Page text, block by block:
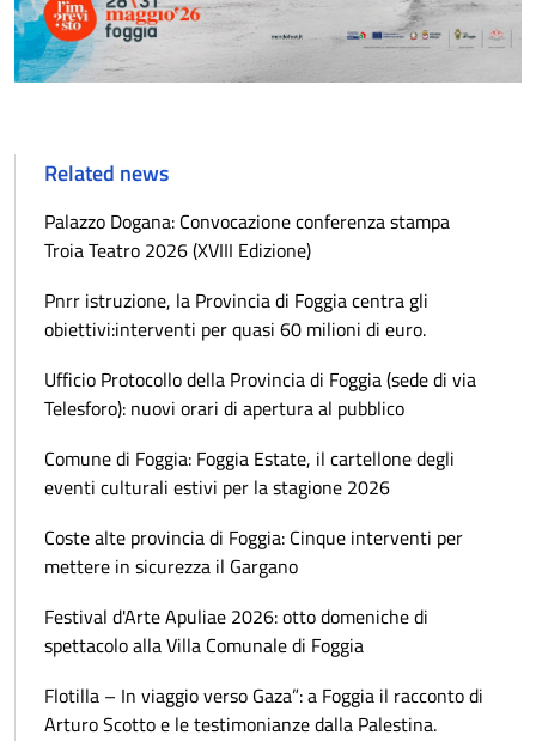
Related news
Palazzo Dogana: Convocazione conferenza stampa
Troia Teatro 2026 (XVIII Edizione)
Pnrr istruzione, la Provincia di Foggia centra gli
obiettivi:interventi per quasi 60 milioni di euro.
Ufficio Protocollo della Provincia di Foggia (sede di via
Telesforo): nuovi orari di apertura al pubblico
Comune di Foggia: Foggia Estate, il cartellone degli
eventi culturali estivi per la stagione 2026
Coste alte provincia di Foggia: Cinque interventi per
mettere in sicurezza il Gargano
Festival d'Arte Apuliae 2026: otto domeniche di
spettacolo alla Villa Comunale di Foggia
Flotilla – In viaggio verso Gaza”: a Foggia il racconto di
Arturo Scotto e le testimonianze dalla Palestina.